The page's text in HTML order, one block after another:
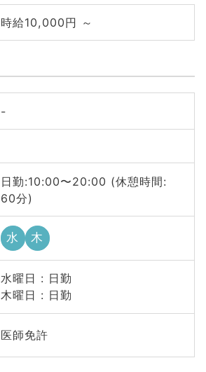
時給10,000円 ～
-
日勤:10:00〜20:00 (休憩時間:
60分)
水 木
水曜日 : 日勤
木曜日 : 日勤
医師免許